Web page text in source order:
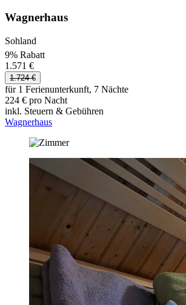
Wagnerhaus
Sohland
9% Rabatt
1.571 €
1.724 €
für 1 Ferienunterkunft, 7 Nächte
224 € pro Nacht
inkl. Steuern & Gebühren
Wagnerhaus